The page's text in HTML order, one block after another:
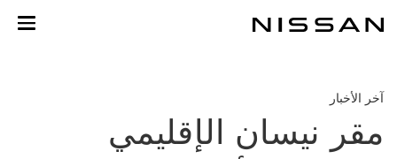
المحتوى
آخر الأخبار
مقر نيسان الإقليمي